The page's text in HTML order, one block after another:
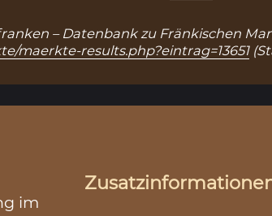
– Datenbank zu Fränkischen
maerkte-results.php?eintrag=13651
im